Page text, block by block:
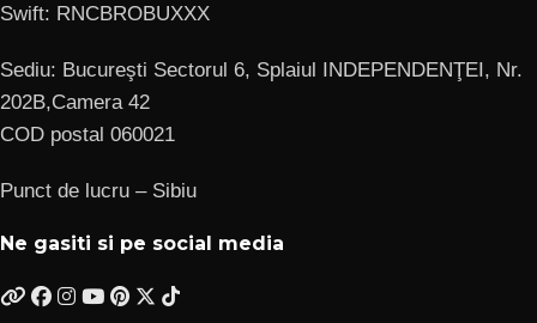
Swift: RNCBROBUXXX
Sediu: Bucureşti Sectorul 6, Splaiul INDEPENDENŢEI, Nr.
202B,Camera 42
COD postal 060021
Punct de lucru – Sibiu
Ne gasiti si pe social media